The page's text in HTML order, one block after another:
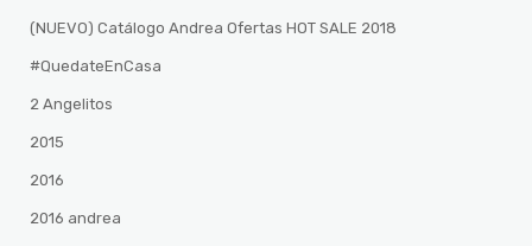
(NUEVO) Catálogo Andrea Ofertas HOT SALE 2018
#QuedateEnCasa
2 Angelitos
2015
2016
2016 andrea